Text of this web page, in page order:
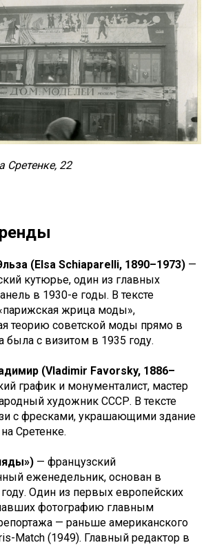
22
(Elsa Schiaparelli, 1890–1973) —
кутюрье, один из главных
в 1930-е годы. В тексте
жрица моды»,
теорию советской моды прямо в
была с визитом в 1935 году.
(Vladimir Favorsky, 1886–
график и монументалист, мастер
художник СССР. В тексте
с фресками, украшающими здание
Сретенке.
— французский
еженедельник, основан в
Один из первых европейских
фотографию главным
— раньше американского
Match (1949). Главный редактор в